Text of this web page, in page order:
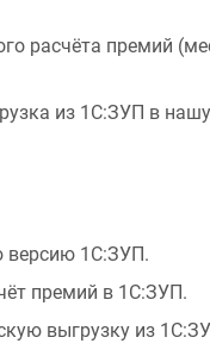
расчёта премий
из 1С:ЗУП в
версию 1С:ЗУП.
премий в 1С:ЗУП.
выгрузку из